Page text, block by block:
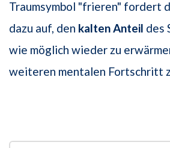
Traumsymbol "frieren" fordert
dazu auf, den kalten Anteil des
wie möglich wieder zu
weiteren mentalen Fortschritt